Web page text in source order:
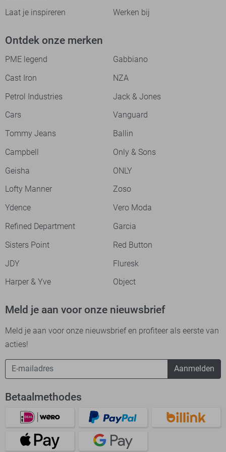
Laat je inspireren Werken bij
Ontdek onze merken
PME legend
Gabbiano
Cast Iron
NZA
Petrol Industries
Jack & Jones
Cars
Vanguard
Tommy Jeans
Ballin
Campbell
Only & Sons
Geisha
ONLY
Lofty Manner
Zoso
Ydence
Vero Moda
Refined Department
Garcia
Sisters Point
Red Button
JDY
Fluresk
Harper & Yve
Object
Meld je aan voor onze nieuwsbrief
Meld je aan voor onze nieuwsbrief en profiteer als eerste van
acties!
Aanmelden
Betaalmethodes